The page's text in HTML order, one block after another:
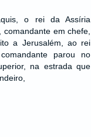
o rei da Assíria
, comandante em chefe,
a Jerusalém, ao rei
parou no
na estrada que